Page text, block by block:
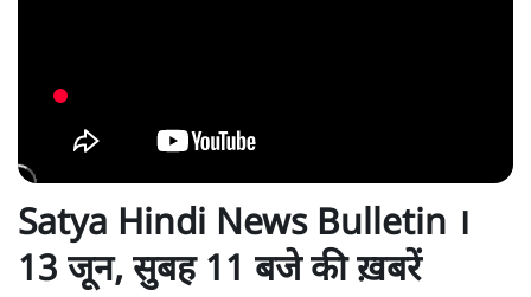
Satya Hindi News Bulletin ।
13 जून, सुबह 11 बजे की ख़बरें